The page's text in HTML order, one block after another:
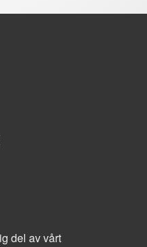
del av vårt